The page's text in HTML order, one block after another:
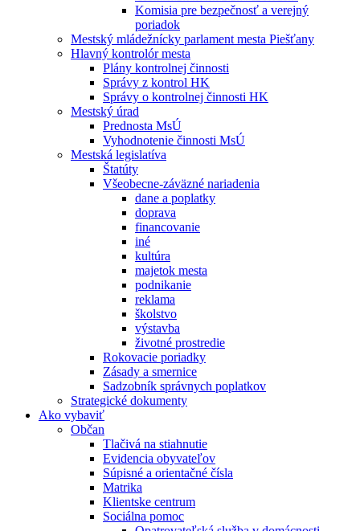
Komisia pre bezpečnosť a verejný
poriadok
Mestský mládežnícky parlament mesta Piešťany
Hlavný kontrolór mesta
Plány kontrolnej činnosti
Správy z kontrol HK
Správy o kontrolnej činnosti HK
Mestský úrad
Prednosta MsÚ
Vyhodnotenie činnosti MsÚ
Mestská legislatíva
Štatúty
Všeobecne-záväzné nariadenia
dane a poplatky
doprava
financovanie
iné
kultúra
majetok mesta
podnikanie
reklama
školstvo
výstavba
životné prostredie
Rokovacie poriadky
Zásady a smernice
Sadzobník správnych poplatkov
Strategické dokumenty
Ako vybaviť
Občan
Tlačivá na stiahnutie
Evidencia obyvateľov
Súpisné a orientačné čísla
Matrika
Klientske centrum
Sociálna pomoc